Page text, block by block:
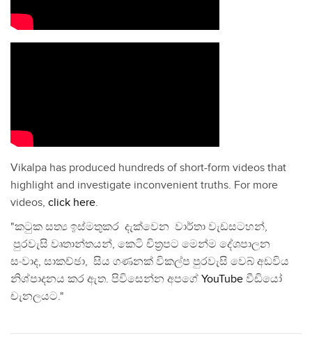
Vikalpa has produced hundreds of short-form videos that
highlight and investigate inconvenient truths. For more
videos, click here.
"කටුක සත්‍ය ඉස්මතුකර දැක්වෙන වාර්තා වැඩසටහන්,
පුරවැසි වෘතාන්තයන්, කෙටි චිත්‍රපට මෙන්ම දේශපාලන
සංවාද, සාකච්ඡා, සිය ගණනක් විකල්ප පුරවැසි වෙබ් අඩවිය
නිශ්පාදනය කර ඇත. පිවිසෙන්න අපගේ YouTube වීඩියෝ
චැනලයට."